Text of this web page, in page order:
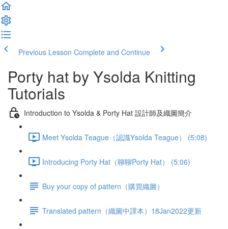
Previous Lesson Complete and Continue
Porty hat by Ysolda Knitting
Tutorials
Introduction to Ysolda & Porty Hat 設計師及織圖簡介
Meet Ysolda Teague（認識Ysolda Teague） (5:08)
Introducing Porty Hat（聊聊Porty Hat） (5:06)
Buy your copy of pattern（購買織圖）
Translated pattern（織圖中譯本）18Jan2022更新